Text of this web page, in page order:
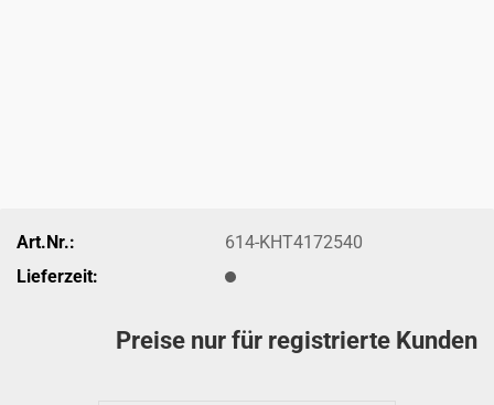
Art.Nr.:
614-KHT4172540
Lieferzeit:
Preise nur für registrierte Kunden